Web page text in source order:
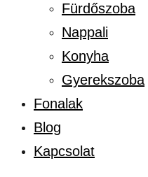
Fürdőszoba
Nappali
Konyha
Gyerekszoba
Fonalak
Blog
Kapcsolat